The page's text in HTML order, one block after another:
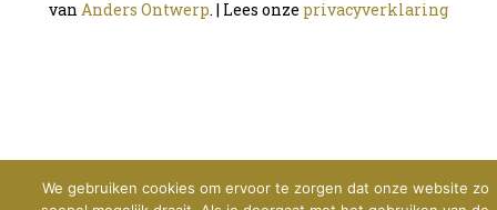
van Anders Ontwerp. | Lees onze privacyverklaring
We gebruiken cookies om ervoor te zorgen dat onze website zo